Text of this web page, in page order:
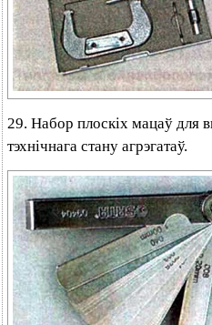
29. Набор плоскіх мацаў для
тэхнічнага стану агрэгатаў.